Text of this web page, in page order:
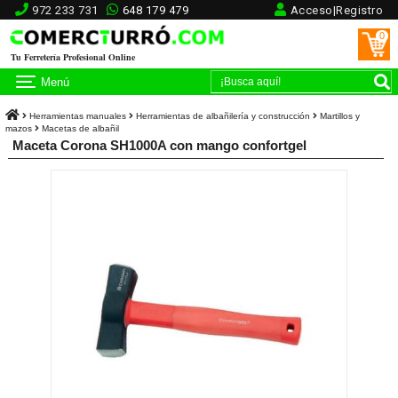
972 233 731 648 179 479 Acceso|Registro
Tu Ferretería Profesional Online
0
Menú
Herramientas manuales Herramientas de albañilería y construcción
Martillos y
mazos
Macetas de albañil
Maceta Corona SH1000A con mango confortgel